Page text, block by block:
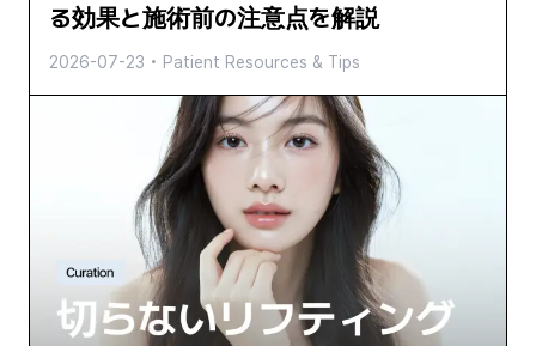
る効果と施術前の注意点を解説
2026-07-23 • Patient Resources & Tips